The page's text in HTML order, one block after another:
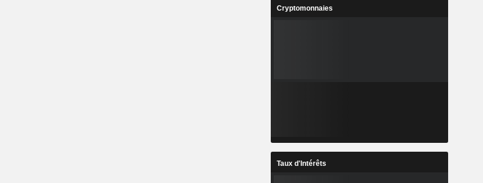
Cryptomonnaies
Taux d'Intérêts